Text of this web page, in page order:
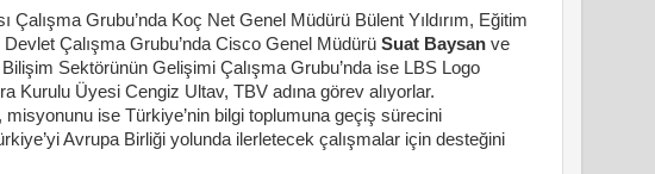
Grubu’nda Koç Net Genel Müdürü Bülent Yıldırım, Eğitim
Çalışma Grubu’nda Cisco Genel Müdürü Suat Baysan ve
Sektörünün Gelişimi Çalışma Grubu’nda ise LBS Logo
Kurulu Üyesi Cengiz Ultav, TBV adına görev alıyorlar.
ise Türkiye’nin bilgi toplumuna geçiş sürecini
Avrupa Birliği yolunda ilerletecek çalışmalar için desteğini